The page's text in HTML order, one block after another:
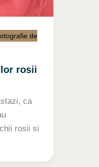
de
rosii
ca
rosii si